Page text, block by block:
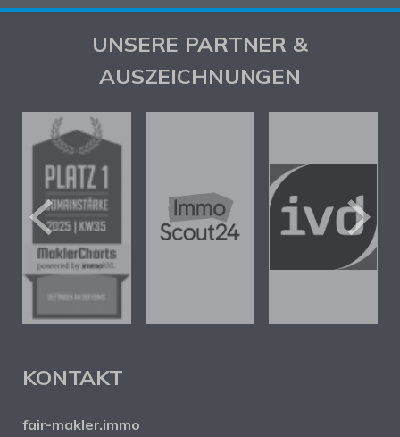
UNSERE PARTNER &
AUSZEICHNUNGEN
KONTAKT
fair-makler.immo